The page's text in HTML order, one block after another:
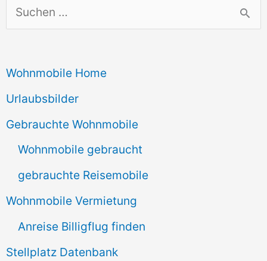
u
h
e
n
Wohnmobile Home
Urlaubsbilder
Gebrauchte Wohnmobile
Wohnmobile gebraucht
gebrauchte Reisemobile
Wohnmobile Vermietung
Anreise Billigflug finden
Stellplatz Datenbank